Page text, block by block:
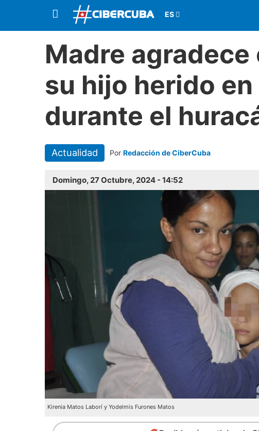
Madre
su hijo herido en
durante el
Actualidad Por Redacción de CiberCuba
Domingo, 27 Octubre, 2024 - 14:52
Kirenia Matos Laborí y Yodelmis Furones Matos